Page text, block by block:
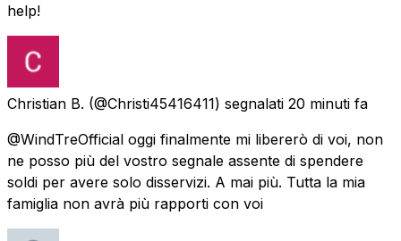
help!
Christian B. (@Christi45416411) segnalati 20 minuti fa
@WindTreOfficial oggi finalmente mi libererò di voi, non
ne posso più del vostro segnale assente di spendere
soldi per avere solo disservizi. A mai più. Tutta la mia
famiglia non avrà più rapporti con voi